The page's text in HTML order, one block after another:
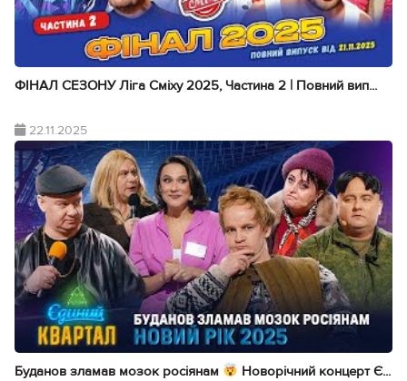
ФІНАЛ СЕЗОНУ Ліга Сміху 2025, Частина 2 | Повний вип...
22.11.2025
Буданов зламав мозок росіянам Новорічний концерт Є...